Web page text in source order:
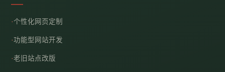
个性化网页定制
功能型网站开发
老旧站点改版